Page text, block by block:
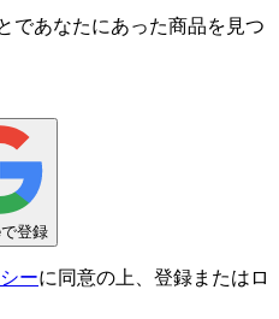
であなたにあった商品を見つ
登録
ーに同意の上、登録またはロ